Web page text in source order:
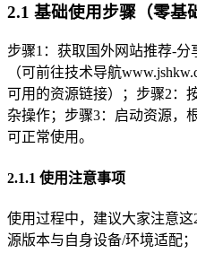
2.1 基础使用步骤（零基
步骤1：获取国外网站推荐-
（可前往技术导航
可用的资源链接）；步骤2：
杂操作；步骤3：启动资源，
可正常使用。
2.1.1 使用注意事项
使用过程中，建议大家注意
源版本与自身设备/环境适配